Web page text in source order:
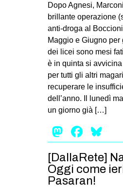
Dopo Agnesi,
brillante operazione
anti-droga al
Maggio e Giugno per
dei licei sono mesi
è in quinta si
per tutti gli altri
recuperare le
dell’anno. Il lunedì
un giorno già […]
[DallaRete]
Oggi come
Pasaran!